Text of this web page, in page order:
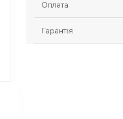
Оплата
Гарантія